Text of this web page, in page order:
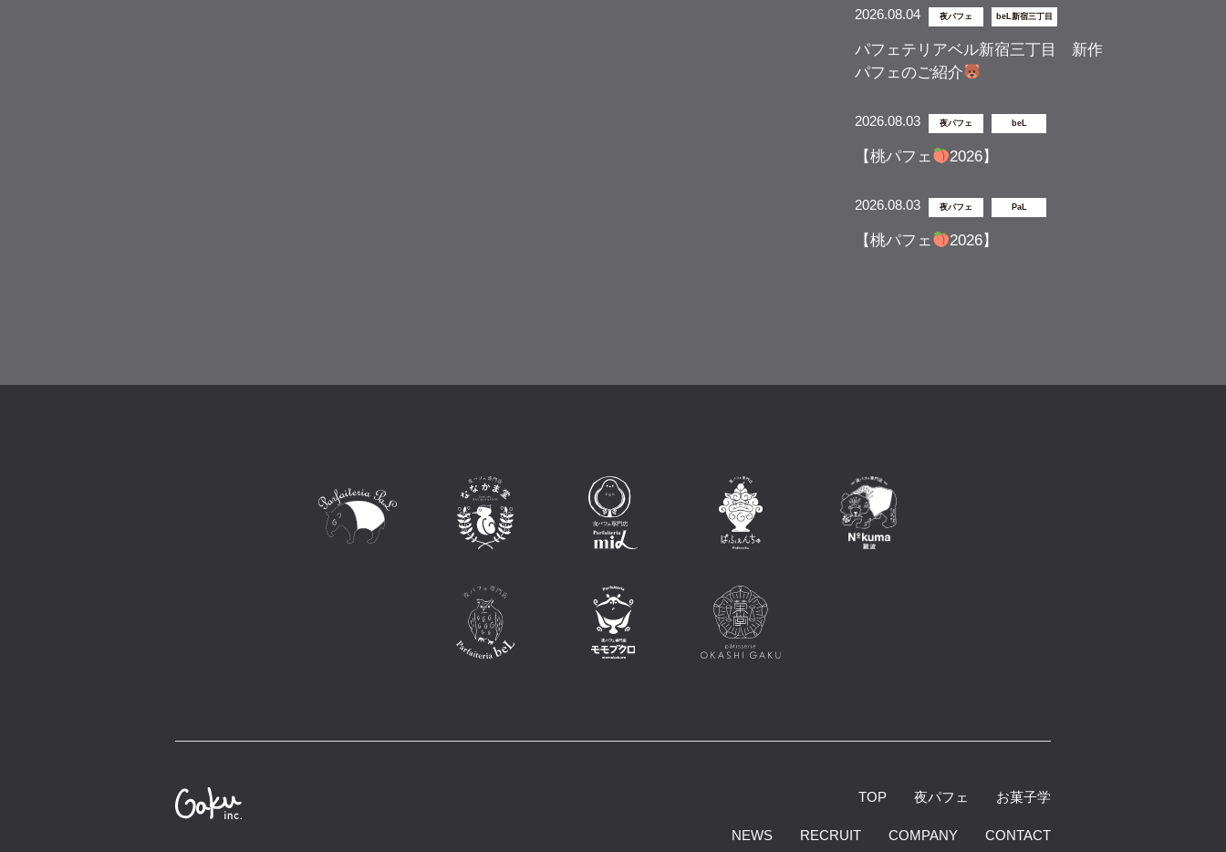
2026.08.04 夜パフェ beL新宿三丁目
パフェテリアベル新宿三丁目 新作
パフェのご紹介
2026.08.03 夜パフェ beL
【桃パフェ 2026】
2026.08.03 夜パフェ PaL
【桃パフェ 2026】
TOP 夜パフェ お菓子学
NEWS RECRUIT COMPANY CONTACT